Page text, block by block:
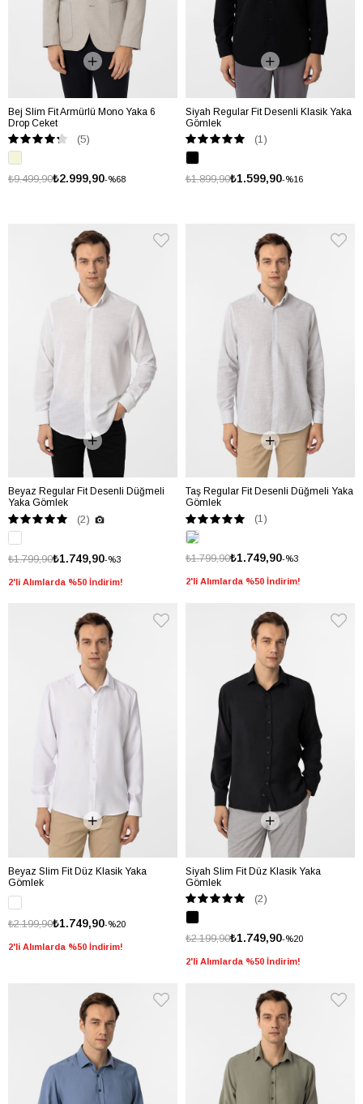
Bej Slim Fit Armürlü Mono Yaka 6
Drop Ceket
(5)
%68
₺2.999,90
₺9.499,90
Siyah Regular Fit Desenli Klasik Yaka
Gömlek
(1)
%16
₺1.599,90
₺1.899,90
Beyaz Regular Fit Desenli Düğmeli
Yaka Gömlek
(2)
%3
₺1.749,90
₺1.799,90
2'li Alımlarda %50 İndirim!
Taş Regular Fit Desenli Düğmeli Yaka
Gömlek
(1)
%3
₺1.749,90
₺1.799,90
2'li Alımlarda %50 İndirim!
Beyaz Slim Fit Düz Klasik Yaka
Gömlek
%20
₺1.749,90
₺2.199,90
2'li Alımlarda %50 İndirim!
Siyah Slim Fit Düz Klasik Yaka
Gömlek
(2)
%20
₺1.749,90
₺2.199,90
2'li Alımlarda %50 İndirim!